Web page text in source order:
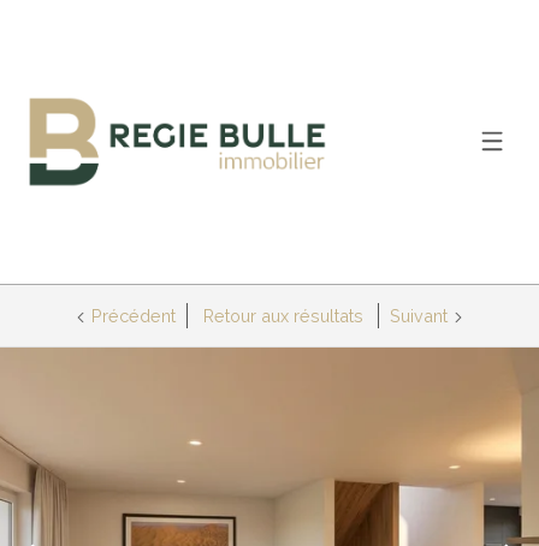
Précédent Retour aux résultats Suivant